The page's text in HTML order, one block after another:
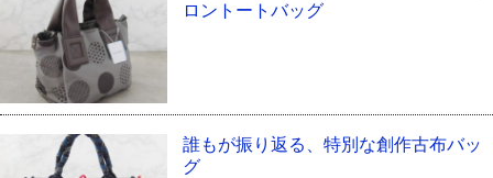
ロントートバッグ
誰もが振り返る、特別な創作古布バッ
グ